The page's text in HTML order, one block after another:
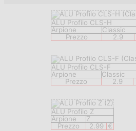
ALU Profilo CLS-H
Arpione
Classic
Prezzo
2.9
ALU Profilo CLS-F
Arpione
Classic
Prezzo
2.9
ALU Profilo Z
Arpione
Z
Prezzo
2.99 €